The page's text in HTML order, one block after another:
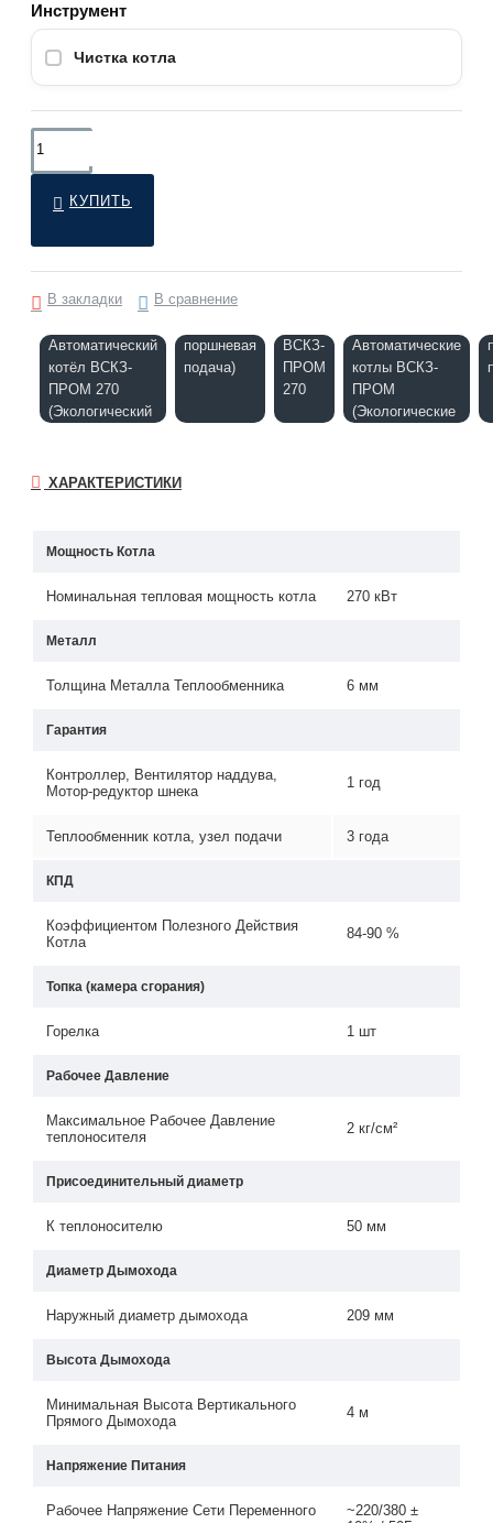
Инструмент
Чистка котла
КУПИТЬ
В закладки В сравнение
Автоматический
котёл ВСКЗ-
ПРОМ 270
(Экологический
поршневая
подача)
ВСКЗ-
ПРОМ
270
Автоматические
котлы ВСКЗ-
ПРОМ
(Экологические
ХАРАКТЕРИСТИКИ
Мощность Котла
Номинальная тепловая мощность котла 270 кВт
Металл
Толщина Металла Теплообменника 6 мм
Гарантия
Контроллер, Вентилятор наддува,
Мотор-редуктор шнека
1 год
Теплообменник котла, узел подачи 3 года
КПД
Коэффициентом Полезного Действия
Котла
84-90 %
Топка (камера сгорания)
Горелка 1 шт
Рабочее Давление
Максимальное Рабочее Давление
теплоносителя
2 кг/см²
Присоединительный диаметр
К теплоносителю 50 мм
Диаметр Дымохода
Наружный диаметр дымохода 209 мм
Высота Дымохода
Минимальная Высота Вертикального
Прямого Дымохода
4 м
Напряжение Питания
Рабочее Напряжение Сети Переменного
~220/380 ±